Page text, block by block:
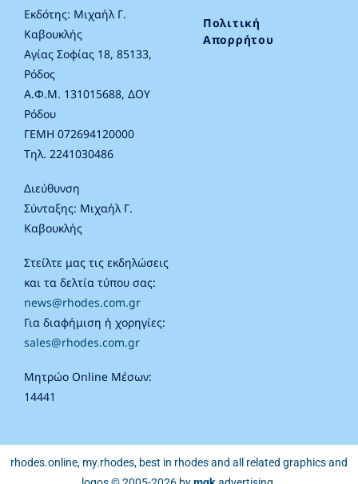
Εκδότης: Μιχαήλ Γ.
Καβουκλής
Αγίας Σοφίας 18, 85133,
Ρόδος
Α.Φ.Μ. 131015688, ΔΟΥ
Ρόδου
ΓΕΜΗ 072694120000
Τηλ. 2241030486
Διεύθυνση
Σύνταξης: Μιχαήλ Γ.
Καβουκλής
Στείλτε μας τις εκδηλώσεις
και τα δελτία τύπου σας:
news@rhodes.com.gr
Για διαφήμιση ή χορηγίες:
sales@rhodes.com.gr
Μητρώο Online Μέσων:
14441
Πολιτική
Απορρήτου
rhodes.online, my.rhodes, best in rhodes and all related graphics and